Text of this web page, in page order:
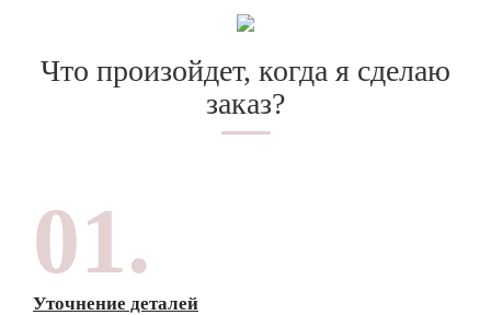
Что произойдет, когда я сделаю
заказ?
01.
Уточнение деталей